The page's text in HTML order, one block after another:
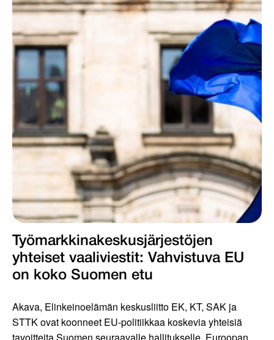
Työmarkkinakeskus­järjestöjen
yhteiset vaaliviestit: Vahvis­tuva EU
on koko Suomen etu
Akava, Elinkeinoelämän keskusliitto EK, KT, SAK ja
STTK ovat koonneet EU-politiikkaa koskevia yhteisiä